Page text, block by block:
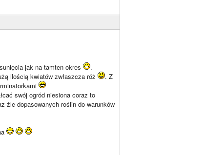
jak na tamten okres
.
ilością kwiatów zwłaszcza róż
. Z
swój ogród niesiona coraz to
źle dopasowanych roślin do warunków